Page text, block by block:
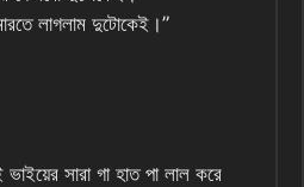
লাগলাম দুটোকেই।”
সারা গা হাত পা লাল করে